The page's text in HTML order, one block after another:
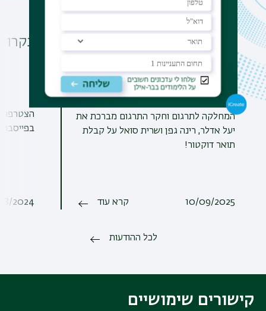
ברכות לדוקטוריות
החדשות!
המחלקה לתרגום וחקר התרגום מברכת את
יעל אדלר, רינה גפן ושרית סואל על קבלת
תואר דוקטור!
10/09/2025 קרא עוד
הצטרפו
2024
לכל ההודעות
קישורים שימושיים